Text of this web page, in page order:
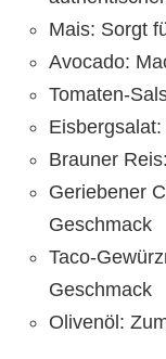
Mais: Sorgt
Avocado:
Tomaten-
Brauner
Geriebener
Geschmack
Taco-
Geschmack
Olivenöl: